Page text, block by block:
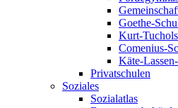
Goethe-
Kurt-
Comenius-
Käte-
Privatschulen
Soziales
Sozialatlas